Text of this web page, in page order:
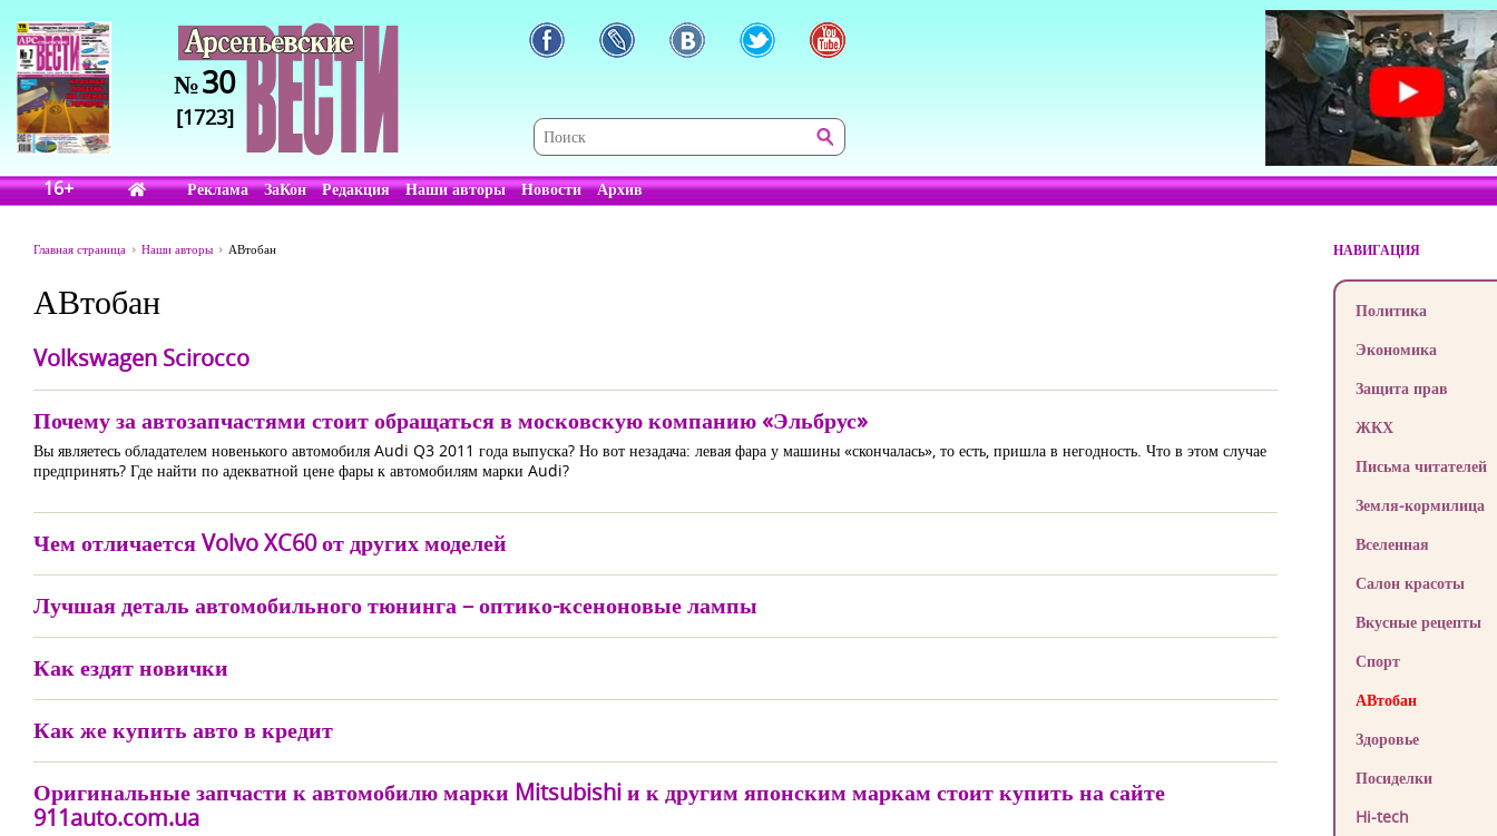
№30
[1723]
16+ Реклама ЗаКон Редакция Наши авторы Новости Архив
Главная страница Наши авторы АВтобан
АВтобан
Volkswagen Scirocco
Почему за автозапчастями стоит обращаться в московскую компанию «Эльбрус»
Вы являетесь обладателем новенького автомобиля Audi Q3 2011 года выпуска? Но вот незадача: левая фара у машины «скончалась», то есть, пришла в негодность. Что в этом случае
предпринять? Где найти по адекватной цене фары к автомобилям марки Audi?
Чем отличается Volvo XC60 от других моделей
Лучшая деталь автомобильного тюнинга – оптико-ксеноновые лампы
Как ездят новички
Как же купить авто в кредит
Оригинальные запчасти к автомобилю марки Mitsubishi и к другим японским маркам стоит купить на сайте
911auto.com.ua
НАВИГАЦИЯ
Политика
Экономика
Защита прав
ЖКХ
Письма читателей
Земля-кормилица
Вселенная
Салон красоты
Вкусные рецепты
Спорт
АВтобан
Здоровье
Посиделки
Hi-tech